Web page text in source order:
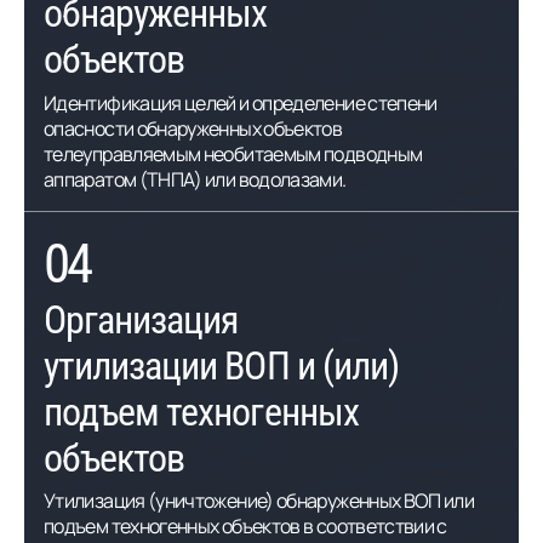
обнаруженных
объектов
Идентификация целей и определение степени
опасности обнаруженных объектов
телеуправляемым необитаемым подводным
аппаратом (ТНПА) или водолазами.
04
Организация
утилизации ВОП и (или)
подъем техногенных
объектов
Утилизация (уничтожение) обнаруженных ВОП или
подъем техногенных объектов в соответствии с